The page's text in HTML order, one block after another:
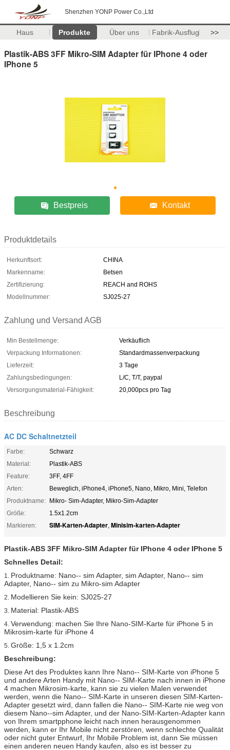
Shenzhen YONP Power Co.,Ltd
Haus Produkte Über uns Fabrik-Ausflug >>
Plastik-ABS 3FF Mikro-SIM Adapter für IPhone 4 oder
IPhone 5
Bestpreis Kontakt
Produktdetails
Herkunftsort:
CHINA
Markenname:
Betsen
Zertifizierung:
REACH and ROHS
Modellnummer:
SJ025-27
Zahlung und Versand AGB
Min Bestellmenge:
Verkäuflich
Verpackung Informationen:
Standardmassenverpackung
Lieferzeit:
3 Tage
Zahlungsbedingungen:
L/C, T/T, paypal
Versorgungsmaterial-Fähigkeit:
20,000pcs pro Tag
Beschreibung
AC DC Schaltnetzteil
Farbe:
Schwarz
Material:
Plastik-ABS
Feature:
3FF, 4FF
Arten:
Beweglich, iPhone4, iPhone5, Nano, Mikro, Mini, Telefon
Produktname: Mikro- Sim-Adapter, Mikro-Sim-Adapter
Größe:
1.5x1.2cm
Markieren:
SIM-Karten-Adapter, Minisim-karten-Adapter
Plastik-ABS 3FF Mikro-SIM Adapter für IPhone 4 oder IPhone 5
Schnelles Detail:
1. Produktname: Nano-- sim Adapter, sim Adapter, Nano-- sim
Adapter, Nano-- sim zu Mikro-sim Adapter
2. Modellieren Sie kein: SJ025-27
3. Material: Plastik-ABS
4. Verwendung: machen Sie Ihre Nano-SIM-Karte für iPhone 5 in
Mikrosim-karte für iPhone 4
5. Größe: 1,5 x 1.2cm
Beschreibung:
Diese Art des Produktes kann Ihre Nano-- SIM-Karte von iPhone 5
und andere Arten Handy mit Nano-- SIM-Karte nach innen in iPhone
4 machen Mikrosim-karte, kann sie zu vielen Malen verwendet
werden, wenn die Nano-- SIM-Karte in unseren diesen SIM-Karten-
Adapter gesetzt wird, dann fallen die Nano-- SIM-Karte nie weg von
diesem Nano--sim Adapter, und der Nano-SIM-Karten-Adapter kann
von Ihrem smartpphone leicht nach innen herausgenommen
werden, kann er Ihr Mobile nicht zerstören, wenn schlechte Qualität
oder nicht guter Entwurf, Ihr Mobile Problem ist, dann Sie müssen
einen anderen neuen Handy kaufen, also es ist besser zu